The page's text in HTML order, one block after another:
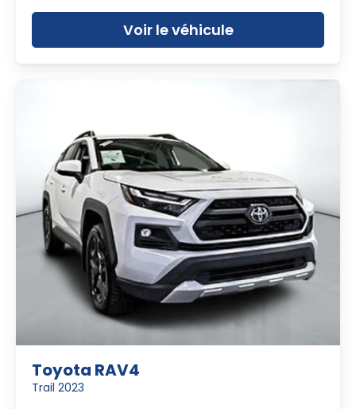
Voir le véhicule
Toyota RAV4
Trail 2023